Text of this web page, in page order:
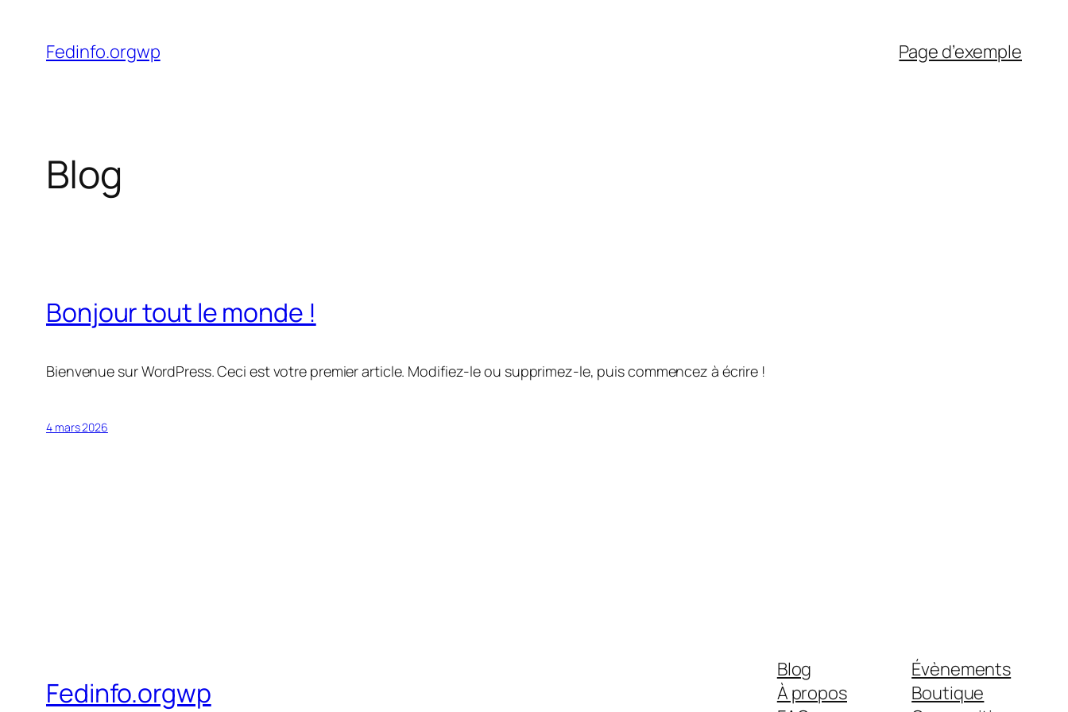
contenu
Fedinfo.orgwp Page d’exemple
Blog
Bonjour tout le monde !
Bienvenue sur WordPress. Ceci est votre premier article. Modifiez-le ou supprimez-le, puis commencez à écrire !
4 mars 2026
Fedinfo.orgwp
Blog
À propos
Évènements
Boutique